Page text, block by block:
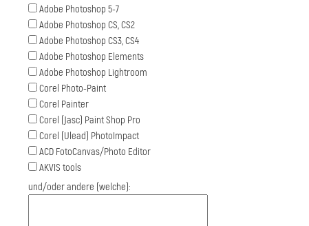
Adobe Photoshop 5-7
Adobe Photoshop CS, CS2
Adobe Photoshop CS3, CS4
Adobe Photoshop Elements
Adobe Photoshop Lightroom
Corel Photo-Paint
Corel Painter
Corel (Jasc) Paint Shop Pro
Corel (Ulead) PhotoImpact
ACD FotoCanvas/Photo Editor
AKVIS tools
und/oder andere (welche):